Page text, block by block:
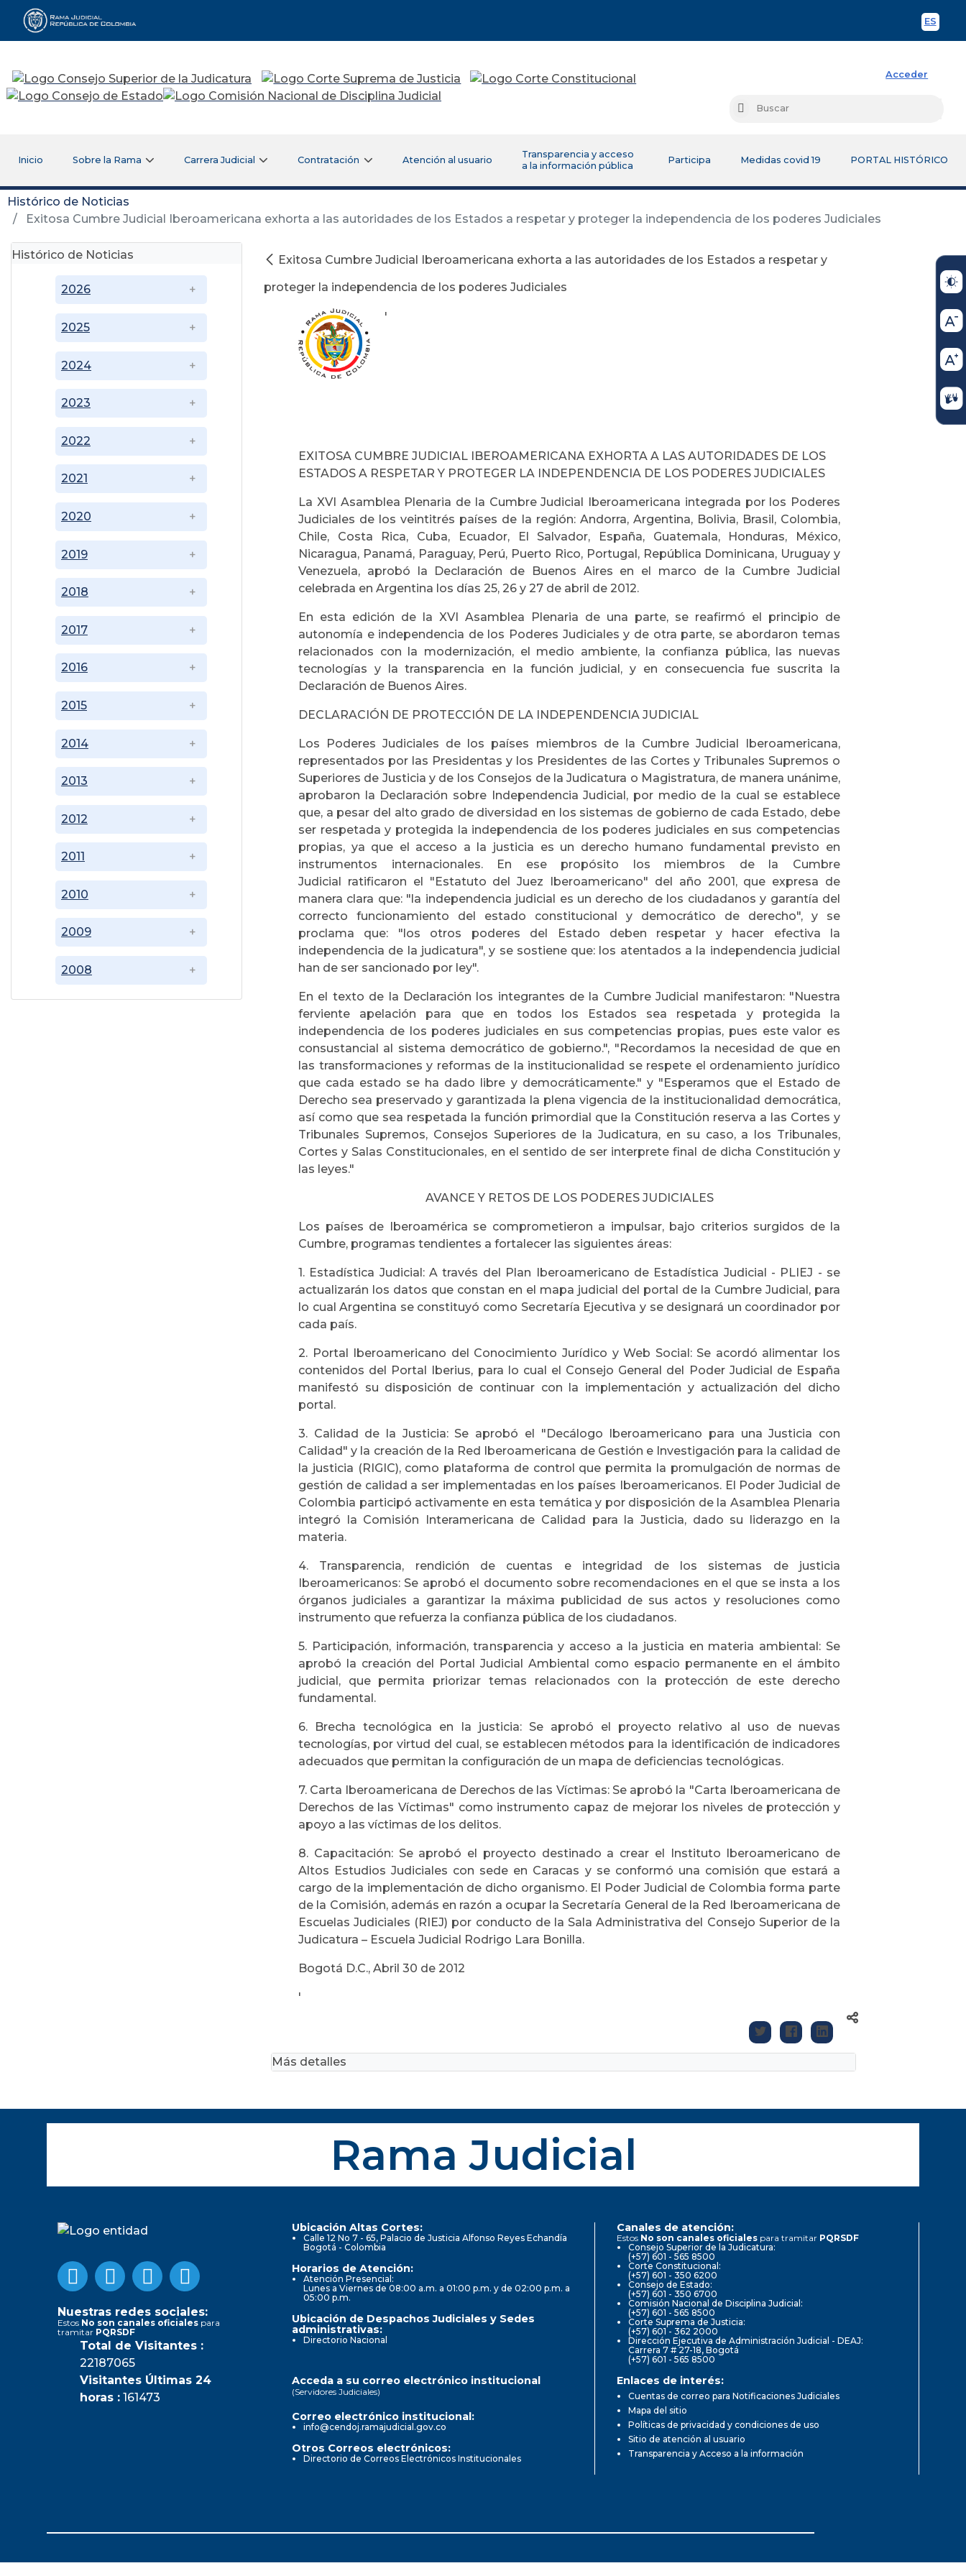
ES
Rama Judicial
Acceder
Buscar
Inicio Sobre la Rama Carrera Judicial Contratación Atención al usuario
Transparencia y acceso
a la información pública
Participa Medidas covid 19 PORTAL HISTÓRICO
Histórico de Noticias
Exitosa Cumbre Judicial Iberoamericana exhorta a las autoridades de los Estados a respetar y proteger la independencia de los poderes Judiciales
Histórico de Noticias
2008
2009
2010
2011
2012
2013
2014
2015
2016
2017
2018
2019
2020
2021
2022
2023
2024
2025
2026
Exitosa Cumbre Judicial Iberoamericana exhorta a las autoridades de los Estados a respetar y
proteger la independencia de los poderes Judiciales
'
EXITOSA CUMBRE JUDICIAL IBEROAMERICANA EXHORTA A LAS AUTORIDADES DE LOS
ESTADOS A RESPETAR Y PROTEGER LA INDEPENDENCIA DE LOS PODERES JUDICIALES
La XVI Asamblea Plenaria de la Cumbre Judicial Iberoamericana integrada por los Poderes
Judiciales de los veintitrés países de la región: Andorra, Argentina, Bolivia, Brasil, Colombia,
Chile, Costa Rica, Cuba, Ecuador, El Salvador, España, Guatemala, Honduras, México,
Nicaragua, Panamá, Paraguay, Perú, Puerto Rico, Portugal, República Dominicana, Uruguay y
Venezuela, aprobó la Declaración de Buenos Aires en el marco de la Cumbre Judicial
celebrada en Argentina los días 25, 26 y 27 de abril de 2012.
En esta edición de la XVI Asamblea Plenaria de una parte, se reafirmó el principio de
autonomía e independencia de los Poderes Judiciales y de otra parte, se abordaron temas
relacionados con la modernización, el medio ambiente, la confianza pública, las nuevas
tecnologías y la transparencia en la función judicial, y en consecuencia fue suscrita la
Declaración de Buenos Aires.
DECLARACIÓN DE PROTECCIÓN DE LA INDEPENDENCIA JUDICIAL
Los Poderes Judiciales de los países miembros de la Cumbre Judicial Iberoamericana,
representados por las Presidentas y los Presidentes de las Cortes y Tribunales Supremos o
Superiores de Justicia y de los Consejos de la Judicatura o Magistratura, de manera unánime,
aprobaron la Declaración sobre Independencia Judicial, por medio de la cual se establece
que, a pesar del alto grado de diversidad en los sistemas de gobierno de cada Estado, debe
ser respetada y protegida la independencia de los poderes judiciales en sus competencias
propias, ya que el acceso a la justicia es un derecho humano fundamental previsto en
instrumentos internacionales. En ese propósito los miembros de la Cumbre
Judicial ratificaron el "Estatuto del Juez Iberoamericano" del año 2001, que expresa de
manera clara que: "la independencia judicial es un derecho de los ciudadanos y garantía del
correcto funcionamiento del estado constitucional y democrático de derecho", y se
proclama que: "los otros poderes del Estado deben respetar y hacer efectiva la
independencia de la judicatura", y se sostiene que: los atentados a la independencia judicial
han de ser sancionado por ley".
En el texto de la Declaración los integrantes de la Cumbre Judicial manifestaron: "Nuestra
ferviente apelación para que en todos los Estados sea respetada y protegida la
independencia de los poderes judiciales en sus competencias propias, pues este valor es
consustancial al sistema democrático de gobierno.", "Recordamos la necesidad de que en
las transformaciones y reformas de la institucionalidad se respete el ordenamiento jurídico
que cada estado se ha dado libre y democráticamente." y "Esperamos que el Estado de
Derecho sea preservado y garantizada la plena vigencia de la institucionalidad democrática,
así como que sea respetada la función primordial que la Constitución reserva a las Cortes y
Tribunales Supremos, Consejos Superiores de la Judicatura, en su caso, a los Tribunales,
Cortes y Salas Constitucionales, en el sentido de ser interprete final de dicha Constitución y
las leyes."
AVANCE Y RETOS DE LOS PODERES JUDICIALES
Los países de Iberoamérica se comprometieron a impulsar, bajo criterios surgidos de la
Cumbre, programas tendientes a fortalecer las siguientes áreas:
1. Estadística Judicial: A través del Plan Iberoamericano de Estadística Judicial - PLIEJ - se
actualizarán los datos que constan en el mapa judicial del portal de la Cumbre Judicial, para
lo cual Argentina se constituyó como Secretaría Ejecutiva y se designará un coordinador por
cada país.
2. Portal Iberoamericano del Conocimiento Jurídico y Web Social: Se acordó alimentar los
contenidos del Portal Iberius, para lo cual el Consejo General del Poder Judicial de España
manifestó su disposición de continuar con la implementación y actualización del dicho
portal.
3. Calidad de la Justicia: Se aprobó el "Decálogo Iberoamericano para una Justicia con
Calidad" y la creación de la Red Iberoamericana de Gestión e Investigación para la calidad de
la justicia (RIGIC), como plataforma de control que permita la promulgación de normas de
gestión de calidad a ser implementadas en los países Iberoamericanos. El Poder Judicial de
Colombia participó activamente en esta temática y por disposición de la Asamblea Plenaria
integró la Comisión Interamericana de Calidad para la Justicia, dado su liderazgo en la
materia.
4. Transparencia, rendición de cuentas e integridad de los sistemas de justicia
Iberoamericanos: Se aprobó el documento sobre recomendaciones en el que se insta a los
órganos judiciales a garantizar la máxima publicidad de sus actos y resoluciones como
instrumento que refuerza la confianza pública de los ciudadanos.
5. Participación, información, transparencia y acceso a la justicia en materia ambiental: Se
aprobó la creación del Portal Judicial Ambiental como espacio permanente en el ámbito
judicial, que permita priorizar temas relacionados con la protección de este derecho
fundamental.
6. Brecha tecnológica en la justicia: Se aprobó el proyecto relativo al uso de nuevas
tecnologías, por virtud del cual, se establecen métodos para la identificación de indicadores
adecuados que permitan la configuración de un mapa de deficiencias tecnológicas.
7. Carta Iberoamericana de Derechos de las Víctimas: Se aprobó la "Carta Iberoamericana de
Derechos de las Víctimas" como instrumento capaz de mejorar los niveles de protección y
apoyo a las víctimas de los delitos.
8. Capacitación: Se aprobó el proyecto destinado a crear el Instituto Iberoamericano de
Altos Estudios Judiciales con sede en Caracas y se conformó una comisión que estará a
cargo de la implementación de dicho organismo. El Poder Judicial de Colombia forma parte
de la Comisión, además en razón a ocupar la Secretaría General de la Red Iberoamericana de
Escuelas Judiciales (RIEJ) por conducto de la Sala Administrativa del Consejo Superior de la
Judicatura – Escuela Judicial Rodrigo Lara Bonilla.
Bogotá D.C., Abril 30 de 2012
'
Más detalles
Rama Judicial
Nuestras redes sociales:
Estos No son canales oficiales para
tramitar PQRSDF
Total de Visitantes :
22187065
Visitantes Últimas 24
horas : 161473
Ubicación Altas Cortes:
Calle 12 No 7 - 65, Palacio de Justicia Alfonso Reyes Echandía
Bogotá - Colombia
Horarios de Atención:
Atención Presencial:
Lunes a Viernes de 08:00 a.m. a 01:00 p.m. y de 02:00 p.m. a
05:00 p.m.
Ubicación de Despachos Judiciales y Sedes
administrativas:
Directorio Nacional
Canales de atención:
Estos No son canales oficiales para tramitar PQRSDF
Consejo Superior de la Judicatura:
(+57) 601 - 565 8500
Corte Constitucional:
(+57) 601 - 350 6200
Consejo de Estado:
(+57) 601 - 350 6700
Comisión Nacional de Disciplina Judicial:
(+57) 601 - 565 8500
Corte Suprema de Justicia:
(+57) 601 - 362 2000
Dirección Ejecutiva de Administración Judicial - DEAJ:
Carrera 7 # 27-18, Bogotá
(+57) 601 - 565 8500
Acceda a su correo electrónico institucional
(Servidores Judiciales)
Correo electrónico institucional:
info@cendoj.ramajudicial.gov.co
Otros Correos electrónicos:
Directorio de Correos Electrónicos Institucionales
Enlaces de interés:
Cuentas de correo para Notificaciones Judiciales
Mapa del sitio
Políticas de privacidad y condiciones de uso
Sitio de atención al usuario
Transparencia y Acceso a la información